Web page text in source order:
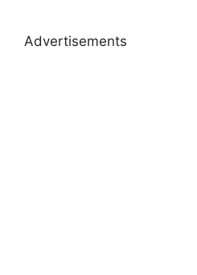
Advertisements